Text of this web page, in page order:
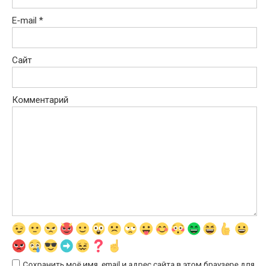
E-mail *
Сайт
Комментарий
Сохранить моё имя, email и адрес сайта в этом браузере для